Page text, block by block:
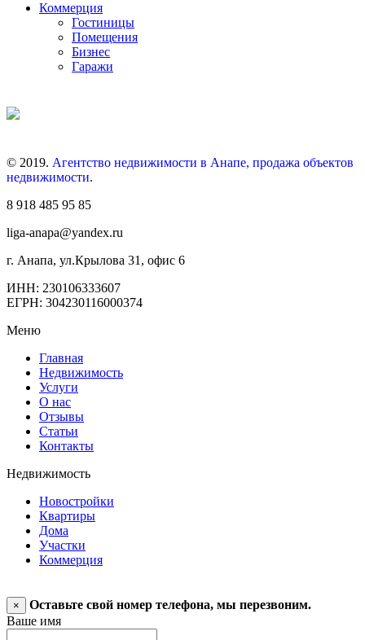
Коммерция
Гостиницы
Помещения
Бизнес
Гаражи
© 2019. Агентство недвижимости в Анапе, продажа объектов
недвижимости.
8 918 485 95 85
liga-anapa@yandex.ru
г. Анапа, ул.Крылова 31, офис 6
ИНН: 230106333607
ЕГРН: 304230116000374
Меню
Главная
Недвижимость
Услуги
О нас
Отзывы
Статьи
Контакты
Недвижимость
Новостройки
Квартиры
Дома
Участки
Коммерция
×
Оставьте свой номер телефона, мы перезвоним.
Ваше имя